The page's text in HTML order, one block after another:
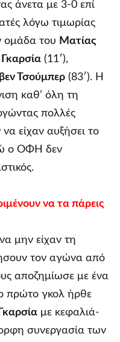
άνετα με 3-0 επί
λόγω τιμωρίας
ομάδα του Ματίας
Γκαρσία (11′),
Τσούμπερ (83′). Η
καθ’ όλη τη
πολλές
είχαν αυξήσει το
ο ΟΦΗ δεν
να τα πάρεις
μην είχαν τη
τον αγώνα από
αποζημίωσε με ένα
πρώτο γκολ ήρθε
με κεφαλιά-
συνεργασία των